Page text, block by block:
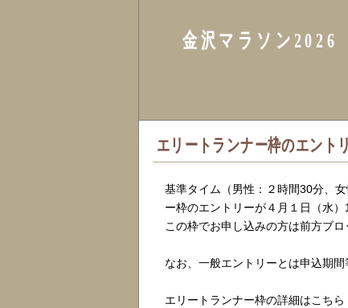
金沢マラソン2026
エリートランナー枠のエント
基準タイム（男性：２時間30分、
ー枠のエントリーが４月１日（水）
この枠でお申し込みの方は前方ブ
なお、一般エントリーとは申込期
エリートランナー枠の詳細はこちら